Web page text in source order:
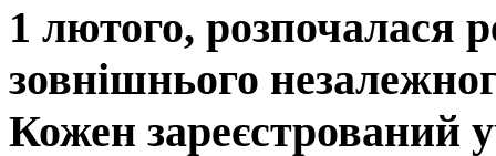
1 лютого, розпочалася
зовнішнього
Кожен зареєстрований